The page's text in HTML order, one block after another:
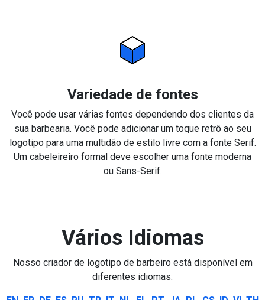
Variedade de fontes
Você pode usar várias fontes dependendo dos clientes da
sua barbearia. Você pode adicionar um toque retrô ao seu
logotipo para uma multidão de estilo livre com a fonte Serif.
Um cabeleireiro formal deve escolher uma fonte moderna
ou Sans-Serif.
Vários Idiomas
Nosso criador de logotipo de barbeiro está disponível em
diferentes idiomas: